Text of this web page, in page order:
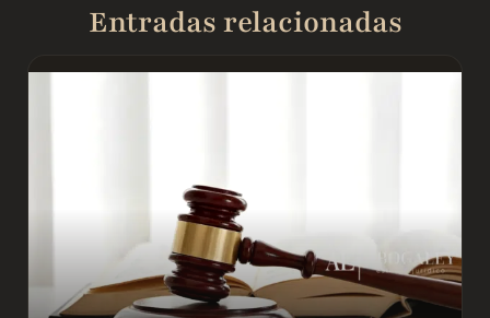
Entradas relacionadas